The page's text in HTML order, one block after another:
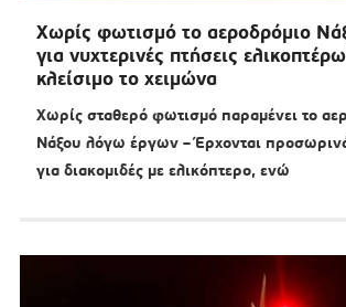
Χωρίς φωτισμό το αεροδρόμιο
για νυχτερινές πτήσεις
κλείσιμο το χειμώνα
Χωρίς σταθερό φωτισμό παραμένει το
Νάξου λόγω έργων – Έρχονται
για διακομιδές με ελικόπτερο, ενώ